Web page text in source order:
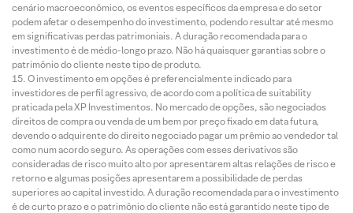
cenário macroeconômico, os eventos específicos da empresa e do setor
podem afetar o desempenho do investimento, podendo resultar até mesmo
em significativas perdas patrimoniais. A duração recomendada para o
investimento é de médio-longo prazo. Não há quaisquer garantias sobre o
patrimônio do cliente neste tipo de produto.
O investimento em opções é preferencialmente indicado para
investidores de perfil agressivo, de acordo com a política de suitability
praticada pela XP Investimentos. No mercado de opções, são negociados
direitos de compra ou venda de um bem por preço fixado em data futura,
devendo o adquirente do direito negociado pagar um prêmio ao vendedor tal
como num acordo seguro. As operações com esses derivativos são
consideradas de risco muito alto por apresentarem altas relações de risco e
retorno e algumas posições apresentarem a possibilidade de perdas
superiores ao capital investido. A duração recomendada para o investimento
é de curto prazo e o patrimônio do cliente não está garantido neste tipo de